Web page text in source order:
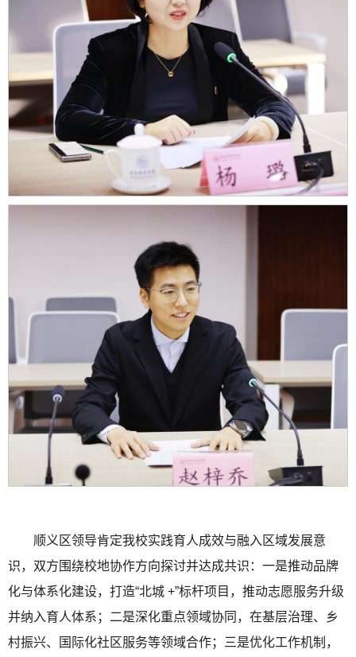
顺义区领导肯定我校实践育人成效与融入区域发展意
识，双方围绕校地协作方向探讨并达成共识：一是推动品牌
化与体系化建设，打造“北城 +”标杆项目，推动志愿服务升级
并纳入育人体系；二是深化重点领域协同，在基层治理、乡
村振兴、国际化社区服务等领域合作；三是优化工作机制，